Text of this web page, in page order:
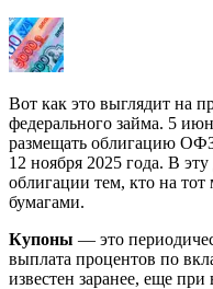
Вот как это выглядит на
федерального займа. 5
размещать облигацию
12 ноября 2025 года. В
облигации тем, кто на тот
бумагами.
Купоны — это
выплата процентов по
известен заранее, еще